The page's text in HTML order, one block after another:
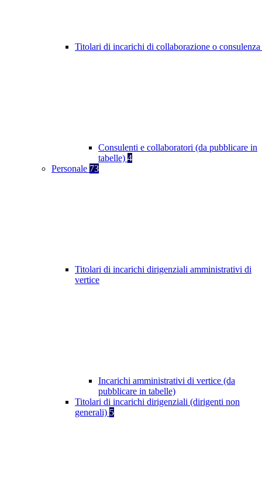
Titolari di incarichi di collaborazione o consulenza
Consulenti e collaboratori (da pubblicare in
tabelle) 4
Personale 73
Titolari di incarichi dirigenziali amministrativi di
vertice
Incarichi amministrativi di vertice (da
pubblicare in tabelle)
Titolari di incarichi dirigenziali (dirigenti non
generali) 5